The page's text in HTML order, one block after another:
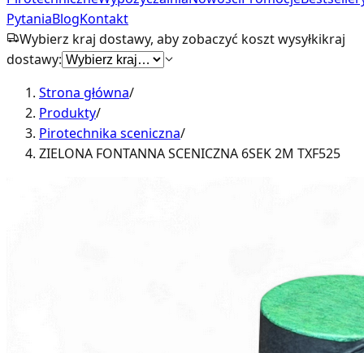
PytaniaBlogKontakt
Wybierz kraj dostawy, aby zobaczyć koszt wysyłkikraj
dostawy:
Strona główna/
Produkty/
Pirotechnika sceniczna/
ZIELONA FONTANNA SCENICZNA 6SEK 2M TXF525